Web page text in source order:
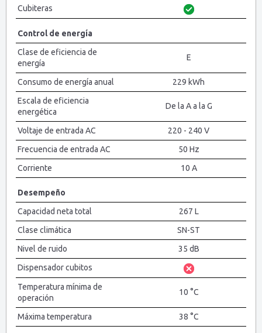
Cubiteras
Control de energía
Clase de eficiencia de
energía
E
Consumo de energía anual
229 kWh
Escala de eficiencia
energética
De la A a la G
Voltaje de entrada AC
220 - 240 V
Frecuencia de entrada AC
50 Hz
Corriente
10 A
Desempeño
Capacidad neta total
267 L
Clase climática
SN-ST
Nivel de ruido
35 dB
Dispensador cubitos
Temperatura mínima de
operación
10 °C
Máxima temperatura 38 °C